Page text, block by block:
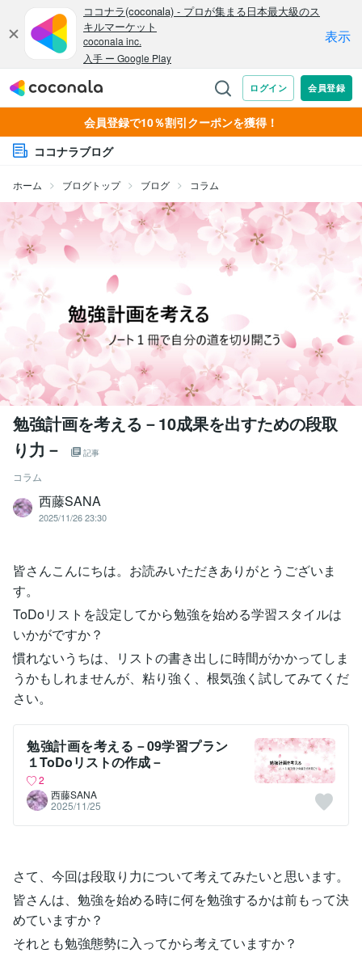
会員登録で10％割引クーポンを獲得！
ココナラブログ
ホーム ブログトップ ブログ コラム
勉強計画を考える－10成果を出すための段取
り力－
記事
コラム
西藤SANA
2025/11/26 23:30
皆さんこんにちは。お読みいただきありがとうございま
す。
ToDoリストを設定してから勉強を始める学習スタイルは
いかがですか？
慣れないうちは、リストの書き出しに時間がかかってしま
うかもしれませんが、粘り強く、根気強く試してみてくだ
さい。
勉強計画を考える－09学習プラン
１ToDoリストの作成－
2
西藤SANA
2025/11/25
さて、今回は段取り力について考えてみたいと思います。
皆さんは、勉強を始める時に何を勉強するかは前もって決
めていますか？
それとも勉強態勢に入ってから考えていますか？